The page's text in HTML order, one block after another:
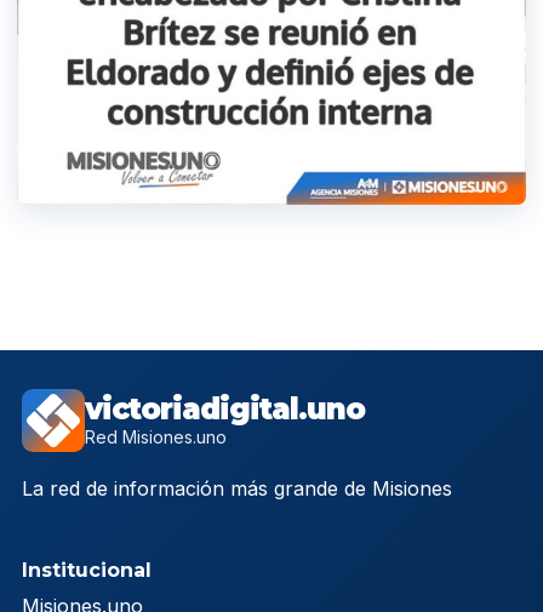
victoriadigital.uno
Red Misiones.uno
La red de información más grande de Misiones
Institucional
Misiones.uno